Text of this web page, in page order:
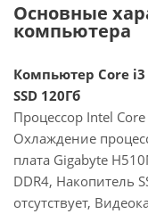
Основные
компьютера
Компьютер Core i3
SSD 120Гб
Процессор Intel
Охлаждение
плата Gigabyte
DDR4, Накопитель
отсутствует,